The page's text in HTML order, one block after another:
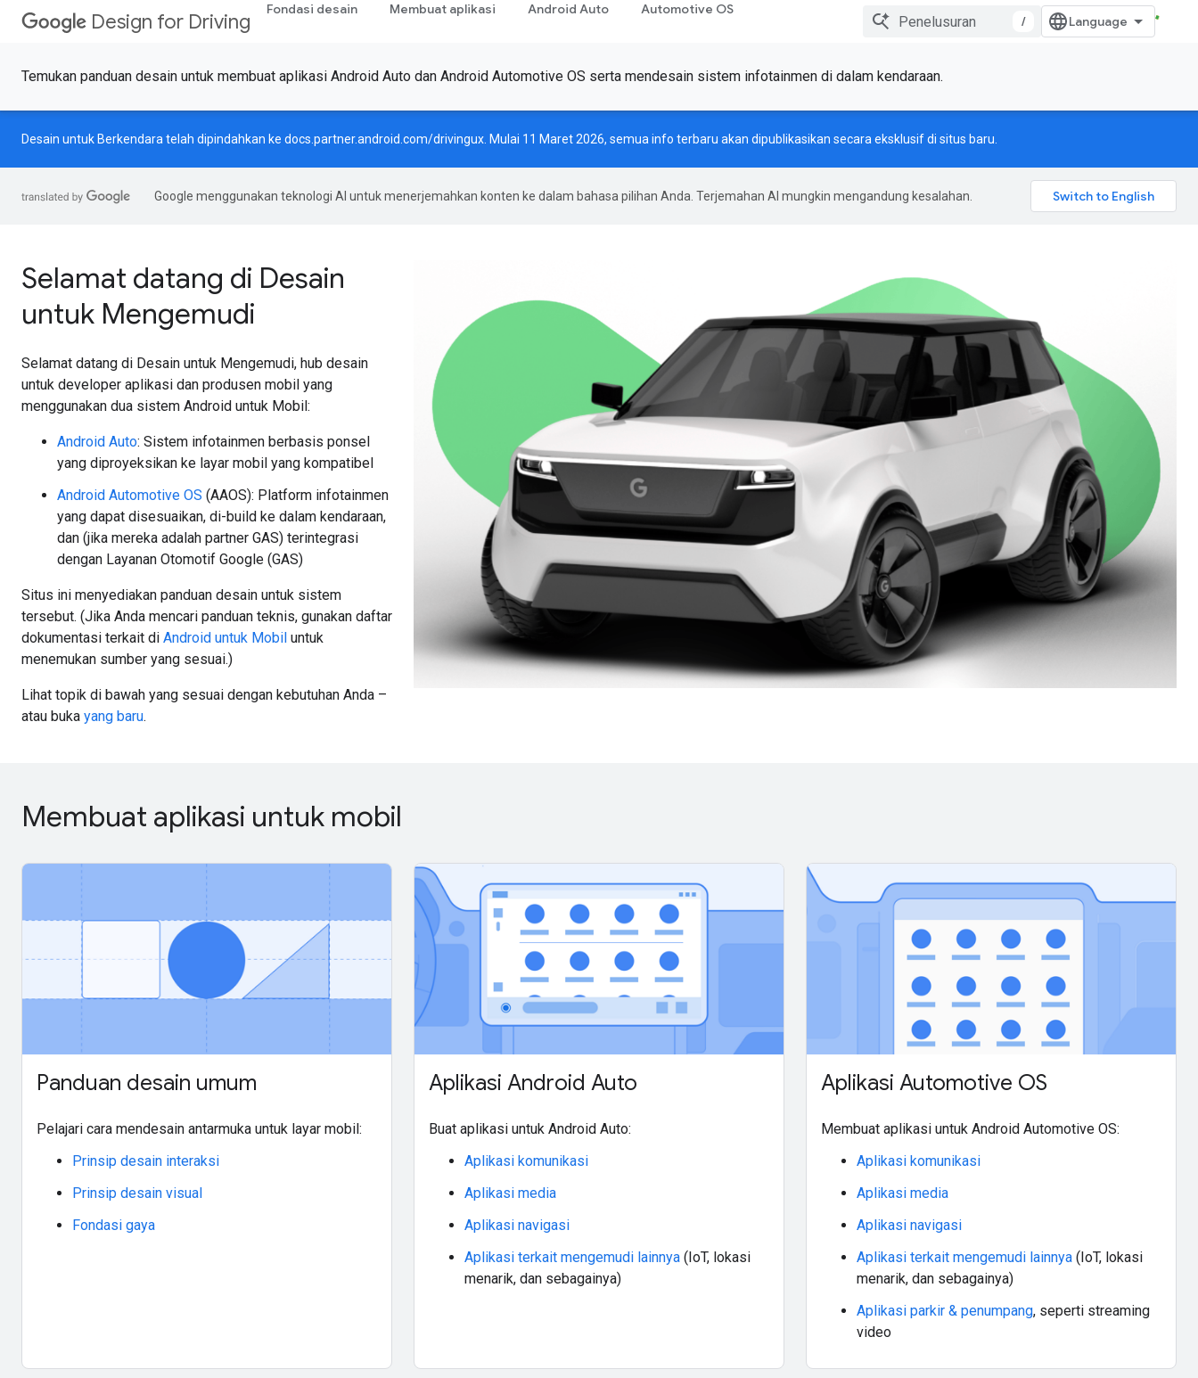
Design for Driving
Fondasi desain Membuat aplikasi Android Auto Automotive OS
/
Temukan panduan desain untuk membuat aplikasi Android Auto dan Android Automotive OS serta mendesain sistem infotainmen di dalam kendaraan.
Desain untuk Berkendara telah dipindahkan ke docs.partner.android.com/drivingux . Mulai 11 Maret 2026, semua info terbaru akan dipublikasikan secara eksklusif di situs baru.
Google menggunakan teknologi AI untuk menerjemahkan konten ke dalam bahasa pilihan Anda. Terjemahan AI mungkin mengandung kesalahan.
Selamat datang di Desain
untuk Mengemudi
Selamat datang di Desain untuk Mengemudi, hub desain
untuk developer aplikasi dan produsen mobil yang
menggunakan dua sistem Android untuk Mobil:
Android Auto: Sistem infotainmen berbasis ponsel
yang diproyeksikan ke layar mobil yang kompatibel
Android Automotive OS (AAOS): Platform infotainmen
yang dapat disesuaikan, di-build ke dalam kendaraan,
dan (jika mereka adalah partner GAS) terintegrasi
dengan Layanan Otomotif Google (GAS)
Situs ini menyediakan panduan desain untuk sistem
tersebut. (Jika Anda mencari panduan teknis, gunakan daftar
dokumentasi terkait di Android untuk Mobil untuk
menemukan sumber yang sesuai.)
Lihat topik di bawah yang sesuai dengan kebutuhan Anda –
atau buka yang baru.
Membuat aplikasi untuk mobil
Panduan desain umum
Pelajari cara mendesain antarmuka untuk layar mobil:
Prinsip desain interaksi
Prinsip desain visual
Fondasi gaya
Aplikasi Android Auto
Buat aplikasi untuk Android Auto:
Aplikasi komunikasi
Aplikasi media
Aplikasi navigasi
Aplikasi terkait mengemudi lainnya (IoT, lokasi
menarik, dan sebagainya)
Aplikasi Automotive OS
Membuat aplikasi untuk Android Automotive OS:
Aplikasi komunikasi
Aplikasi media
Aplikasi navigasi
Aplikasi terkait mengemudi lainnya (IoT, lokasi
menarik, dan sebagainya)
Aplikasi parkir & penumpang, seperti streaming
video